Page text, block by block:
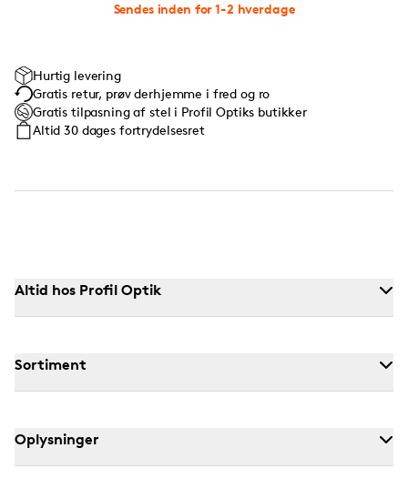
Sendes inden for 1-2 hverdage
Hurtig levering
Gratis retur, prøv derhjemme i fred og ro
Gratis tilpasning af stel i Profil Optiks butikker
Altid 30 dages fortrydelsesret
Altid hos Profil Optik
Sortiment
Oplysninger